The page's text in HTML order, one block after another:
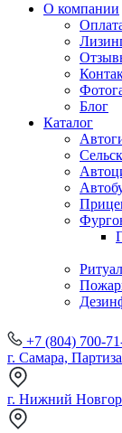
О компании
Блог
Каталог
+7 (804) 700-
г. Самара,
г. Нижний